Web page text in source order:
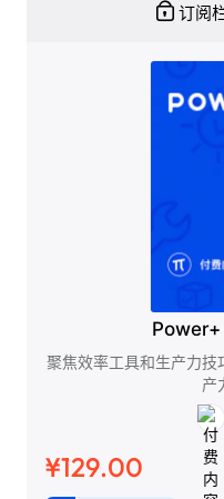
订阅
Power+
聚焦效率工具和生产力技
产
¥129.00